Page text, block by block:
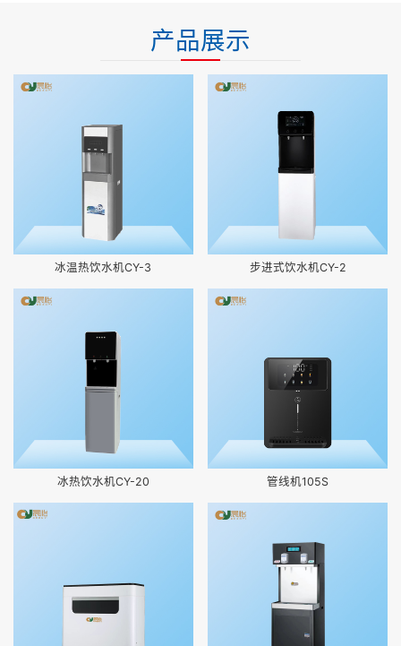
产品展示
冰温热饮水机CY-3 步进式饮水机CY-2
冰热饮水机CY-20 管线机105S